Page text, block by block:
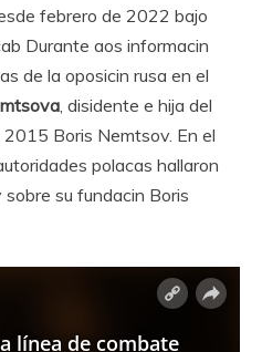
febrero de 2022 bajo
Durante aos informacin
de la oposicin rusa en el
, disidente e hija del
Boris Nemtsov. En el
polacas hallaron
su fundacin Boris